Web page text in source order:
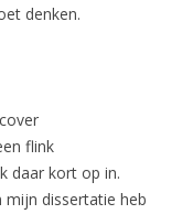
denken.
flink
daar kort op in.
mijn dissertatie heb